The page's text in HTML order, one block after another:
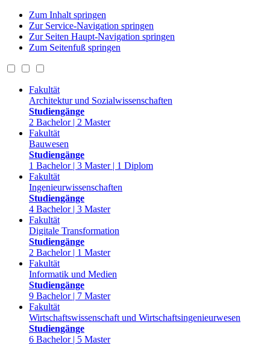
Zum Inhalt springen
Zur Service-Navigation springen
Zur Seiten Haupt-Navigation springen
Zum Seitenfuß springen
Fakultät
Architektur und Sozialwissenschaften
Studiengänge
2 Bachelor | 2 Master
Fakultät
Bauwesen
Studiengänge
1 Bachelor | 3 Master | 1 Diplom
Fakultät
Ingenieurwissenschaften
Studiengänge
4 Bachelor | 3 Master
Fakultät
Digitale Transformation
Studiengänge
2 Bachelor | 1 Master
Fakultät
Informatik und Medien
Studiengänge
9 Bachelor | 7 Master
Fakultät
Wirtschaftswissenschaft und Wirtschaftsingenieurwesen
Studiengänge
6 Bachelor | 5 Master